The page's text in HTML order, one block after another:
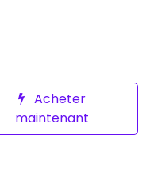
Acheter
maintenant